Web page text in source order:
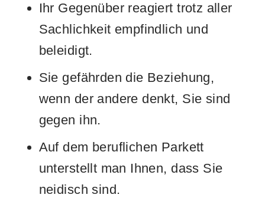
Ihr Gegenüber reagiert trotz aller
Sachlichkeit empfindlich und
beleidigt.
Sie gefährden die Beziehung,
wenn der andere denkt, Sie sind
gegen ihn.
Auf dem beruflichen Parkett
unterstellt man Ihnen, dass Sie
neidisch sind.